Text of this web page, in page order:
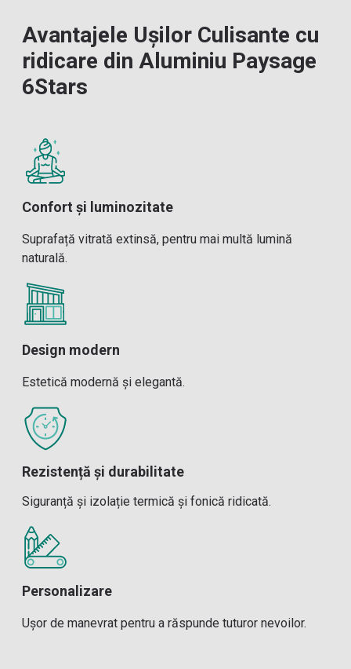
Avantajele Ușilor Culisante cu
ridicare din Aluminiu Paysage
6Stars
Confort și luminozitate
Suprafață vitrată extinsă, pentru mai multă lumină
naturală.
Design modern
Estetică modernă și elegantă.
Rezistență și durabilitate
Siguranță și izolație termică și fonică ridicată.
Personalizare
Ușor de manevrat pentru a răspunde tuturor nevoilor.